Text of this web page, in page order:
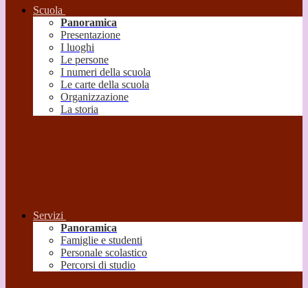
Scuola
Panoramica
Presentazione
I luoghi
Le persone
I numeri della scuola
Le carte della scuola
Organizzazione
La storia
Servizi
Panoramica
Famiglie e studenti
Personale scolastico
Percorsi di studio